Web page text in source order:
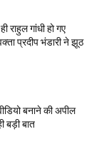
राहुल गांधी हो गए
प्रदीप भंडारी ने झूठ
बनाने की अपील
बड़ी बात